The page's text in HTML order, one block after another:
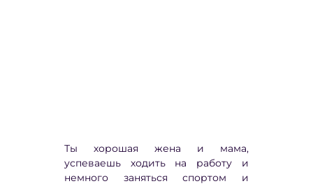
Ты хорошая жена и мама,
успеваешь ходить на работу и
немного заняться спортом и